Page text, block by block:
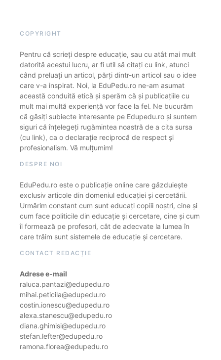
COPYRIGHT
Pentru că scrieți despre educație, sau cu atât mai mult
datorită acestui lucru, ar fi util să citați cu link, atunci
când preluați un articol, părți dintr-un articol sau o idee
care v-a inspirat. Noi, la EduPedu.ro ne-am asumat
această conduită etică și sperăm că și publicațiile cu
mult mai multă experiență vor face la fel. Ne bucurăm
că găsiți subiecte interesante pe Edupedu.ro și suntem
siguri că înțelegeți rugămintea noastră de a cita sursa
(cu link), ca o declarație reciprocă de respect și
profesionalism. Vă mulțumim!
DESPRE NOI
EduPedu.ro este o publicație online care găzduiește
exclusiv articole din domeniul educației și cercetării.
Urmărim constant cum sunt educați copiii noștri, cine și
cum face politicile din educație și cercetare, cine și cum
îi formează pe profesori, cât de adecvate la lumea în
care trăim sunt sistemele de educație și cercetare.
CONTACT REDACȚIE
Adrese e-mail
raluca.pantazi@edupedu.ro
mihai.peticila@edupedu.ro
costin.ionescu@edupedu.ro
alexa.stanescu@edupedu.ro
diana.ghimisi@edupedu.ro
stefan.lefter@edupedu.ro
ramona.florea@edupedu.ro